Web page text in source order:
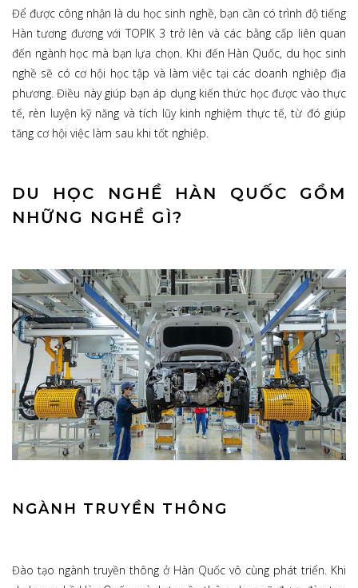
Để được công nhận là du học sinh nghề, bạn cần có trình độ tiếng
Hàn tương đương với TOPIK 3 trở lên và các bằng cấp liên quan
đến ngành học mà bạn lựa chọn. Khi đến Hàn Quốc, du học sinh
nghề sẽ có cơ hội học tập và làm việc tại các doanh nghiệp địa
phương. Điều này giúp bạn áp dụng kiến thức học được vào thực
tế, rèn luyện kỹ năng và tích lũy kinh nghiệm thực tế, từ đó giúp
tăng cơ hội việc làm sau khi tốt nghiệp.
DU HỌC NGHỀ HÀN QUỐC GỒM
NHỮNG NGHỀ GÌ?
NGÀNH TRUYỀN THÔNG
Đào tạo ngành truyền thông ở Hàn Quốc vô cùng phát triển. Khi